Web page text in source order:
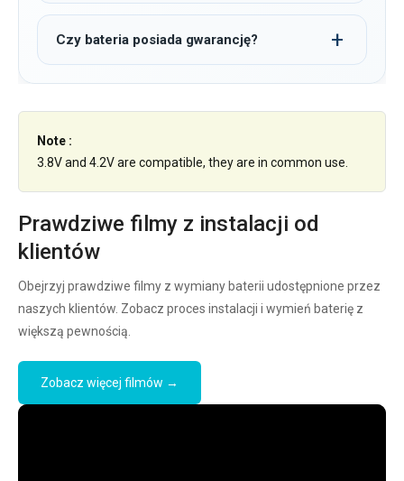
Czy bateria posiada gwarancję?
Note :
3.8V and 4.2V are compatible, they are in common use.
Prawdziwe filmy z instalacji od
klientów
Obejrzyj prawdziwe filmy z wymiany baterii udostępnione przez
naszych klientów. Zobacz proces instalacji i wymień baterię z
większą pewnością.
Zobacz więcej filmów →